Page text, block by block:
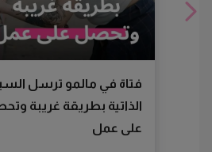
فتاة في مالمو ترسل
الذاتية بطريقة غريبة
على عمل